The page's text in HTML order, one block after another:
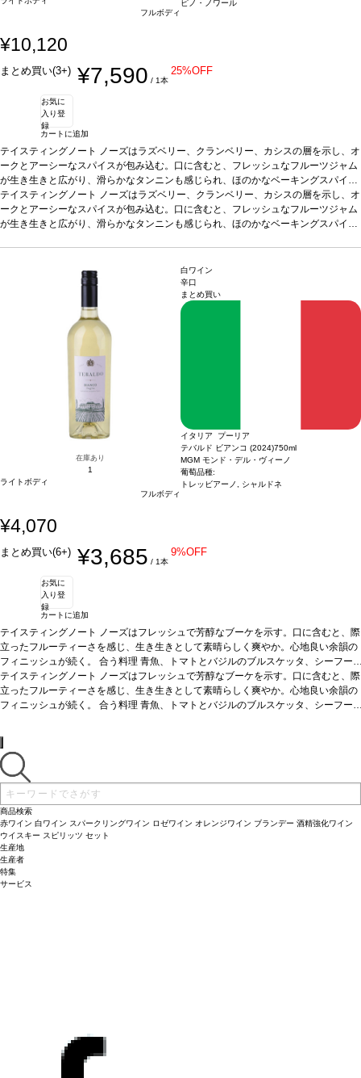
フルボディ
ピノ・ノワール
¥10,120
まとめ買い(3+) ¥7,590 / 1本
25%OFF
お気に
入り登
録
カートに追加
テイスティングノート ノーズはラズベリー、クランベリー、カシスの層を示し、オ
ークとアーシーなスパイスが包み込む。口に含むと、フレッシュなフルーツジャム
が生き生きと広がり、滑らかなタンニンも感じられ、ほのかなベーキングスパイス
を伴う。5-10年は素晴らしく展開する逸品。 合う料理サーモン、キャロットサラ
ダなどと好相性葡萄品種100% ピノ・ノワール サスティナブル認証LIVE認証*本
ヴィンテージが在庫切れの場合、在庫があり価格が同様の場合は自動的に次のヴィ
テイスティングノート ノーズはラズベリー、クランベリー、カシスの層を示し、オ
ークとアーシーなスパイスが包み込む。口に含むと、フレッシュなフルーツジャム
が生き生きと広がり、滑らかなタンニンも感じられ、ほのかなベーキングスパイス
ヴィンテージが在庫切れの場合、在庫があり価格が同様の場合は自動的に次のヴィ
ンテージに変更されます、ご了承ください。
在庫あり
1
ライトボディ
フルボディ
白ワイン
辛口
まとめ買い
イタリア プーリア
テバルド ビアンコ (2024)750ml
MGM モンド・デル・ヴィーノ
葡萄品種:
トレッビアーノ, シャルドネ
¥4,070
まとめ買い(6+) ¥3,685 / 1本
9%OFF
お気に
入り登
録
カートに追加
テイスティングノート ノーズはフレッシュで芳醇なブーケを示す。口に含むと、際
立ったフルーティーさを感じ、生き生きとして素晴らしく爽やか。心地良い余韻の
フィニッシュが続く。 合う料理 青魚、トマトとバジルのブルスケッタ、シーフー
ドパスタ、シーザーサラダなどと好相性葡萄品種トレッビアーノ 80%、シャルド
ネ 20%*本ヴィンテージが在庫切れの場合、在庫があり価格が同様の場合は自動的
に次のヴィンテージに変更されます、ご了承ください。
テイスティングノート ノーズはフレッシュで芳醇なブーケを示す。口に含むと、際
立ったフルーティーさを感じ、生き生きとして素晴らしく爽やか。心地良い余韻の
フィニッシュが続く。 合う料理 青魚、トマトとバジルのブルスケッタ、シーフー
ネ 20%
に次のヴィンテージに変更されます、ご了承ください。
商品検索
赤ワイン 白ワイン スパークリングワイン ロゼワイン オレンジワイン ブランデー 酒精強化ワイン
ウイスキー スピリッツ セット
生産地
生産者
特集
サービス